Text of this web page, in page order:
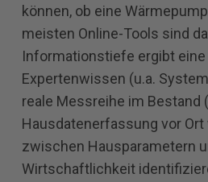
können, ob eine
meisten Online-Tools sind
Informationstiefe ergibt
Expertenwissen (u.a.
reale Messreihe im Bestand
Hausdatenerfassung vor
zwischen Hausparametern
Wirtschaftlichkeit